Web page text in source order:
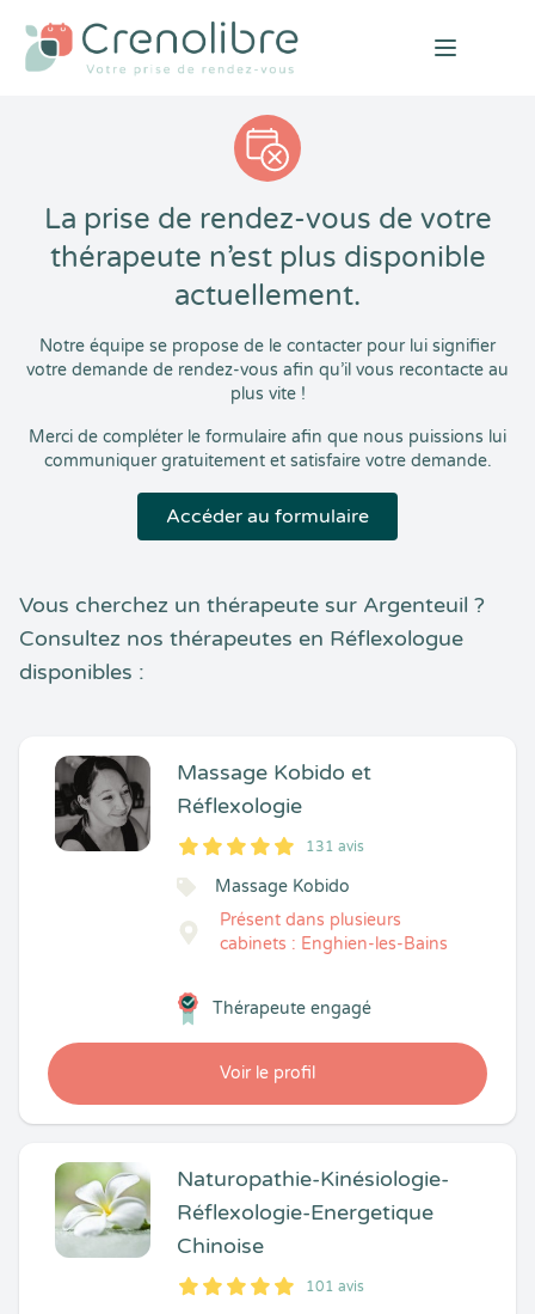
Open
La prise de rendez-vous de votre
thérapeute n’est plus disponible
actuellement.
Notre équipe se propose de le contacter pour lui signifier
votre demande de rendez-vous afin qu’il vous recontacte au
plus vite !
Merci de compléter le formulaire afin que nous puissions lui
communiquer gratuitement et satisfaire votre demande.
Accéder au formulaire
Vous cherchez un thérapeute sur Argenteuil ?
Consultez nos thérapeutes en Réflexologue
disponibles :
Massage Kobido et
Réflexologie
5
1
5
131 131 avis
Massage Kobido
Présent dans plusieurs
cabinets : Enghien-les-Bains
Voir le profil
Thérapeute engagé
Naturopathie-Kinésiologie-
Réflexologie-Energetique
Chinoise
5
1
5
101 101 avis